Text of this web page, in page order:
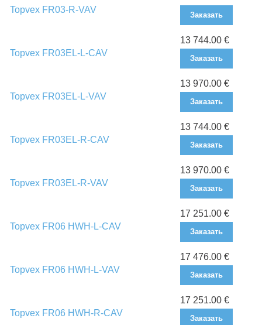
Topvex FR03-R-VAV
Заказать
Topvex FR03EL-L-CAV
13 744.00 €
Заказать
Topvex FR03EL-L-VAV
13 970.00 €
Заказать
Topvex FR03EL-R-CAV
13 744.00 €
Заказать
Topvex FR03EL-R-VAV
13 970.00 €
Заказать
Topvex FR06 HWH-L-CAV
17 251.00 €
Заказать
Topvex FR06 HWH-L-VAV
17 476.00 €
Заказать
Topvex FR06 HWH-R-CAV
17 251.00 €
Заказать